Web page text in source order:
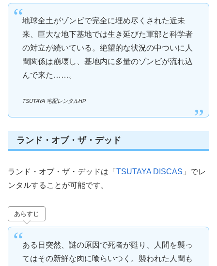
地球全土がゾンビで完全に埋め尽くされた近未
来、巨大な地下基地では生き延びた軍部と科学者
の対立が続いている。絶望的な状況の中ついに人
間関係は崩壊し、基地内に多量のゾンビが流れ込
んで来た……。
TSUTAYA 宅配レンタルHP
ランド・オブ・ザ・デッド
ランド・オブ・ザ・デッドは「 TSUTAYA DISCAS 」でレ
ンタルすることが可能です。
あらすじ
ある日突然、謎の原因で死者が甦り、人間を襲っ
てはその新鮮な肉に喰らいつく。襲われた人間も